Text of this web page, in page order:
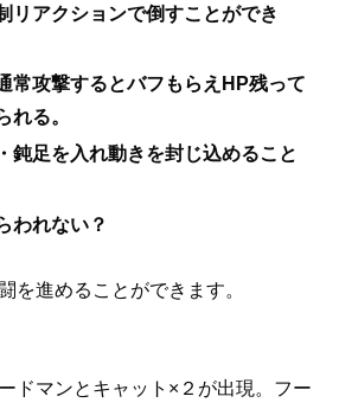
リアクションで倒すことができ
常攻撃するとバフもらえHP残って
れる。
鈍足を入れ動きを封じ込めること
われない？
を進めることができます。
ドマンとキャット×２が出現。フー